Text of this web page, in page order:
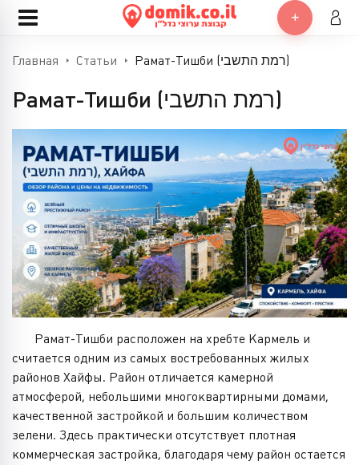
Главная Статьи Рамат-Тишби (רמת התשבי)
Рамат-Тишби (רמת התשבי)
Рамат-Тишби расположен на хребте Кармель и
считается одним из самых востребованных жилых
районов Хайфы. Район отличается камерной
атмосферой, небольшими многоквартирными домами,
качественной застройкой и большим количеством
зелени. Здесь практически отсутствует плотная
коммерческая застройка, благодаря чему район остается